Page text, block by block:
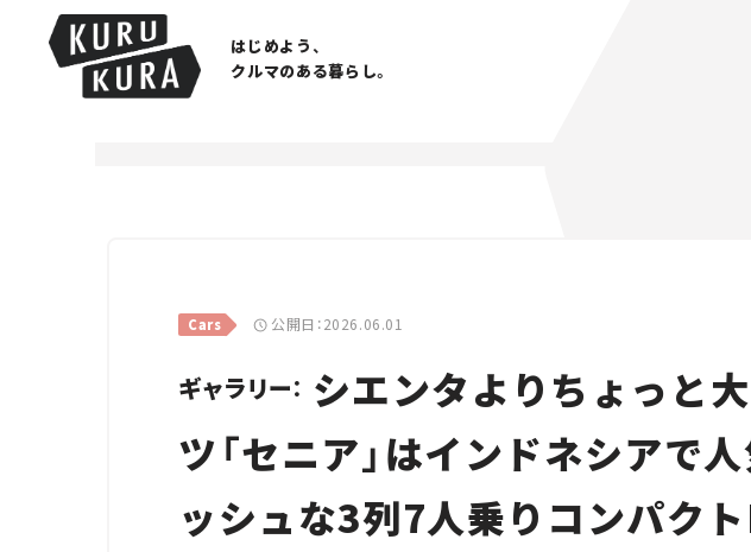
はじめよう、
クルマのある暮らし。
Cars 公開日：2026.06.01
ギャラリー： シエンタよりちょっと
ツ「セニア」はインドネシアで
ッシュな3列7人乗りコンパクト